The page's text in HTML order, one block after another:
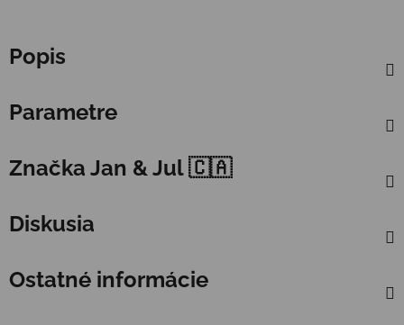
Popis
Parametre
Značka Jan & Jul 🇨🇦
Diskusia
Ostatné informácie